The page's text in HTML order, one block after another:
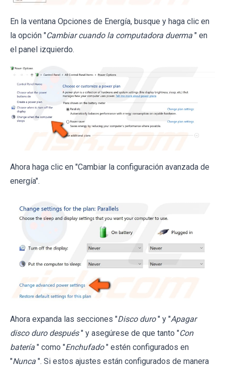
En la ventana Opciones de Energía, busque y haga clic en
la opción "Cambiar cuando la computadora duerma " en
el panel izquierdo.
Ahora haga clic en "Cambiar la configuración avanzada de
energía".
Ahora expanda las secciones "Disco duro " y "Apagar
disco duro después " y asegúrese de que tanto "Con
batería " como "Enchufado " estén configurados en
"Nunca ". Si estos ajustes están configurados de manera